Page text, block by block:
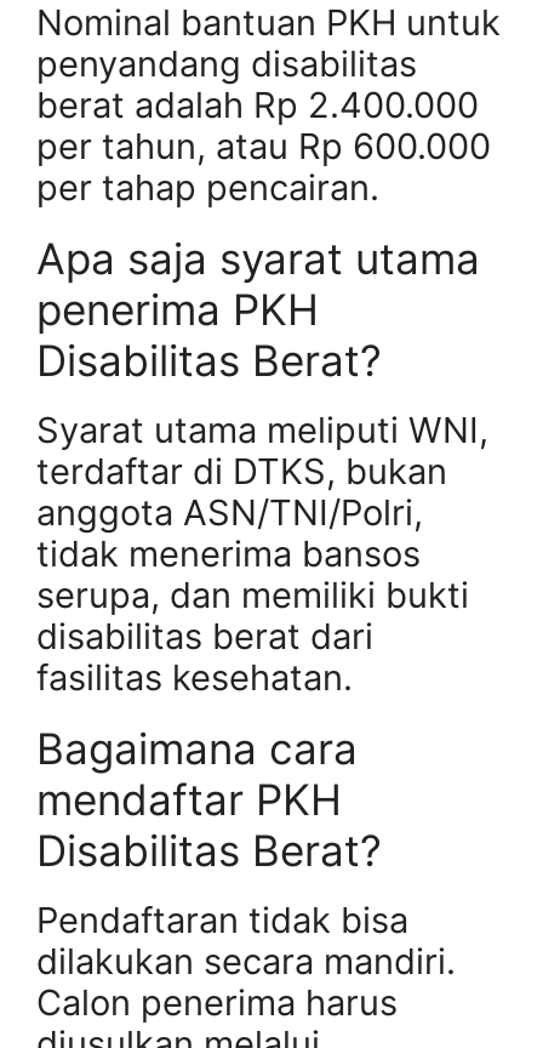
Nominal bantuan PKH untuk
penyandang disabilitas
berat adalah Rp 2.400.000
per tahun, atau Rp 600.000
per tahap pencairan.
Apa saja syarat utama
penerima PKH
Disabilitas Berat?
Syarat utama meliputi WNI,
terdaftar di DTKS, bukan
anggota ASN/TNI/Polri,
tidak menerima bansos
serupa, dan memiliki bukti
disabilitas berat dari
fasilitas kesehatan.
Bagaimana cara
mendaftar PKH
Disabilitas Berat?
Pendaftaran tidak bisa
dilakukan secara mandiri.
Calon penerima harus